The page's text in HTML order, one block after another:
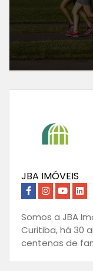
JBA IMÓVEIS
Somos a JBA
Curitiba, há 30
centenas de